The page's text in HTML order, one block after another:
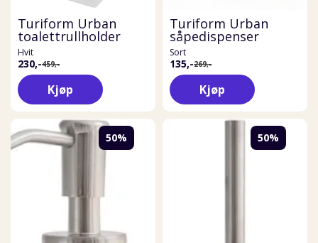
Turiform Urban
toalettrullholder
Hvit
230,-459,-
Kjøp
Turiform Urban
såpedispenser
Sort
135,-269,-
Kjøp
50% 50%